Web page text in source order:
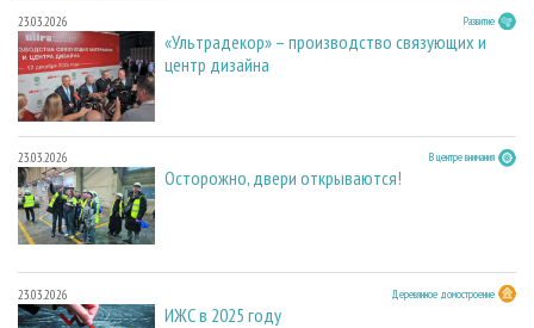
23.03.2026 Развитие
«Ультрадекор» – производство связующих и
центр дизайна
23.03.2026 В центре внимания
Осторожно, двери открываются!
23.03.2026 Деревянное домостроение
ИЖС в 2025 году